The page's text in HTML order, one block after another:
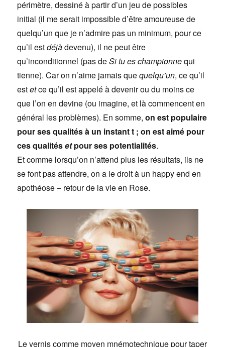
périmètre, dessiné à partir d’un jeu de possibles
initial (il me serait impossible d’être amoureuse de
quelqu’un que je n’admire pas un minimum, pour ce
qu’il estdéjàdevenu), il ne peut être
qu’inconditionnel (pas deSi tu es championnequi
tienne). Car on n’aime jamais quequelqu’un, ce qu’il
estetce qu’il est appelé à devenir ou du moins ce
que l’on en devine (ou imagine, et là commencent en
général les problèmes). En somme,on est populaire
pour ses qualités à un instant t ; on est aimé pour
ces qualitésetpour ses potentialités.
Et comme lorsqu’on n’attend plus les résultats, ils ne
se font pas attendre, on a le droit à un happy end en
apothéose – retour de la vie en Rose.
Le vernis comme moyen mnémotechnique pour taper